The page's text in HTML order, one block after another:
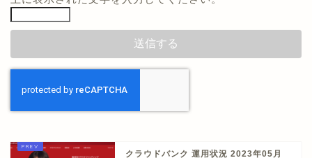
クラウドバンク 運用状況 2023年05月